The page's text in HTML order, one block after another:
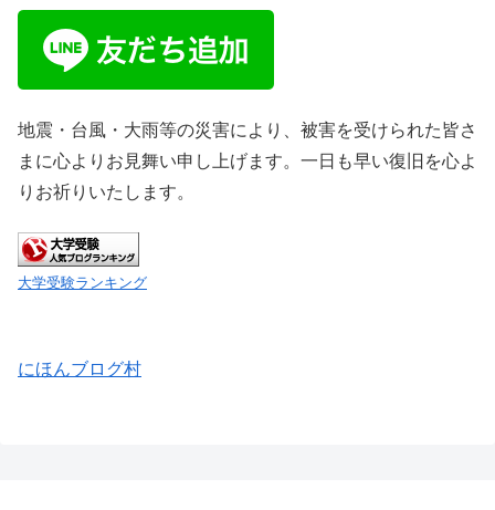
地震・台風・大雨等の災害により、被害を受けられた皆さ
まに心よりお見舞い申し上げます。一日も早い復旧を心よ
りお祈りいたします。
大学受験ランキング
にほんブログ村